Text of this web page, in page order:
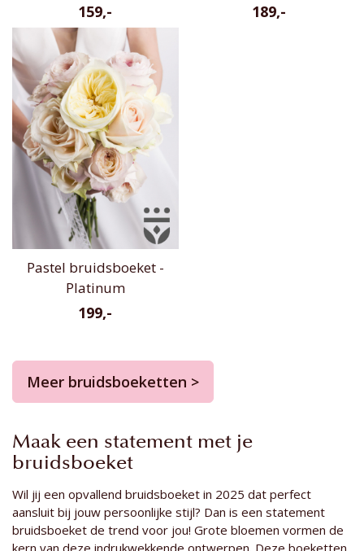
159,- 189,-
Pastel bruidsboeket -
Platinum
199,-
Meer bruidsboeketten >
Maak een statement met je
bruidsboeket
Wil jij een opvallend bruidsboeket in 2025 dat perfect
aansluit bij jouw persoonlijke stijl? Dan is een statement
bruidsboeket de trend voor jou! Grote bloemen vormen de